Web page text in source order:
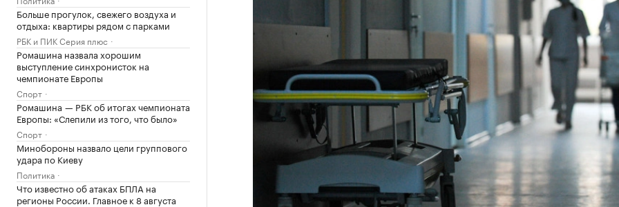
Больше прогулок, свежего воздуха и
отдыха: квартиры рядом с парками
РБК и ПИК Серия плюс
Ромашина назвала хорошим
выступление синхронисток на
чемпионате Европы
Спорт
Ромашина — РБК об итогах чемпионата
Европы: «Слепили из того, что было»
Спорт
Минобороны назвало цели группового
удара по Киеву
Политика
Что известно об атаках БПЛА на
регионы России. Главное к 8 августа